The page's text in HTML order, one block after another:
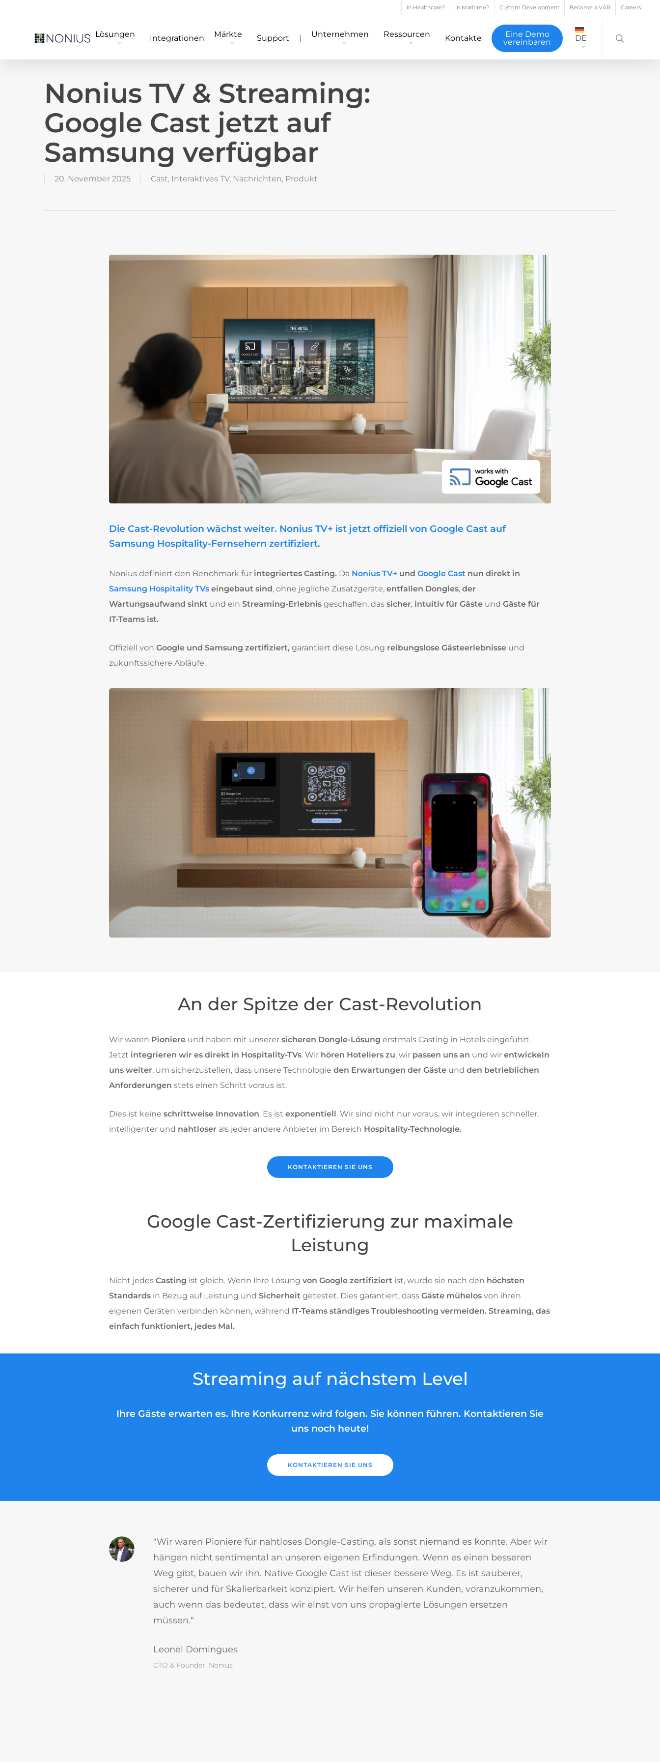
In Healthcare? In Maritime? Custom Development Become a VAR Careers
Lösungen Integrationen Märkte Support | Unternehmen Ressourcen Kontakte
Eine Demo
vereinbaren
DE
Nonius TV & Streaming:
Google Cast jetzt auf
Samsung verfügbar
20. November 2025 Cast, Interaktives TV, Nachrichten, Produkt
Die Cast-Revolution wächst weiter. Nonius TV+ ist jetzt offiziell von Google Cast auf
Samsung Hospitality-Fernsehern zertifiziert.
Nonius definiert den Benchmark für integriertes Casting. Da Nonius TV+ undGoogle Cast nun direkt in
Samsung Hospitality TVs eingebaut sind , ohne jegliche Zusatzgeräte,entfallen Dongles,der
Wartungsaufwand sinkt und einStreaming-Erlebnis geschaffen, dassicher, intuitiv für Gäste und Gäste für
IT-Teams ist.
Offiziell vonGoogle und Samsung zertifiziert, garantiert diese Lösung reibungslose Gästeerlebnisse und
zukunftssichere Abläufe.
An der Spitze der Cast-Revolution
Wir waren Pioniere und haben mit unserersicheren Dongle-Lösung erstmals Casting in Hotels eingeführt.
Jetzt integrieren wir es direkt in Hospitality-TVs. Wir hören Hoteliers zu, wir passen uns an und wirentwickeln
uns weiter, um sicherzustellen, dass unsere Technologieden Erwartungen der Gäste undden betrieblichen
Anforderungenstets einen Schritt voraus ist.
Dies ist keineschrittweise Innovation. Es istexponentiell. Wir sind nicht nur voraus, wir integrieren schneller,
intelligenter und nahtloser als jeder andere Anbieter im Bereich Hospitality-Technologie.
KONTAKTIEREN SIE UNS
Google Cast-Zertifizierung zur maximale
Leistung
Nicht jedesCasting ist gleich. Wenn Ihre Lösung von Google zertifiziert ist, wurde sie nach den höchsten
Standards in Bezug auf Leistung undSicherheitgetestet. Dies garantiert, dassGäste mühelos von ihren
eigenen Geräten verbinden können, während IT-Teams ständiges Troubleshooting vermeiden. Streaming, das
einfach funktioniert, jedes Mal.
Streaming auf nächstem Level
Ihre Gäste erwarten es. Ihre Konkurrenz wird folgen. Sie können führen. Kontaktieren Sie
uns noch heute!
KONTAKTIEREN SIE UNS
"Wir waren Pioniere für nahtloses Dongle-Casting, als sonst niemand es konnte. Aber wir
hängen nicht sentimental an unseren eigenen Erfindungen. Wenn es einen besseren
Weg gibt, bauen wir ihn. Native Google Cast ist dieser bessere Weg. Es ist sauberer,
sicherer und für Skalierbarkeit konzipiert. Wir helfen unseren Kunden, voranzukommen,
auch wenn das bedeutet, dass wir einst von uns propagierte Lösungen ersetzen
müssen.“
Leonel Domingues
CTO & Founder, Nonius